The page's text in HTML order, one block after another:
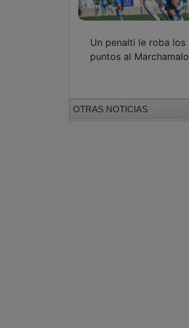
Un penalti le roba los
puntos al Marchamalo
OTRAS NOTICIAS